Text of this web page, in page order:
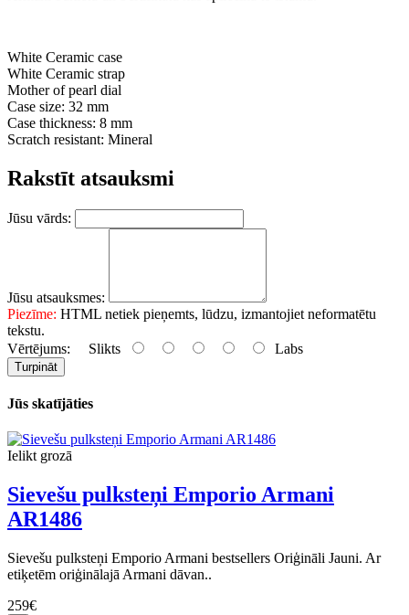
White Ceramic case
White Ceramic strap
Mother of pearl dial
Case size: 32 mm
Case thickness: 8 mm
Scratch resistant: Mineral
Rakstīt atsauksmi
Jūsu vārds:
Jūsu atsauksmes:
Piezīme: HTML netiek pieņemts, lūdzu, izmantojiet neformatētu
tekstu.
Vērtējums: Slikts Labs
Turpināt
Jūs skatījāties
Ielikt grozā
Sievešu pulksteņi Emporio Armani
AR1486
Sievešu pulksteņi Emporio Armani bestsellers Oriģināli Jauni. Ar
etiķetēm oriģinālajā Armani dāvan..
259€